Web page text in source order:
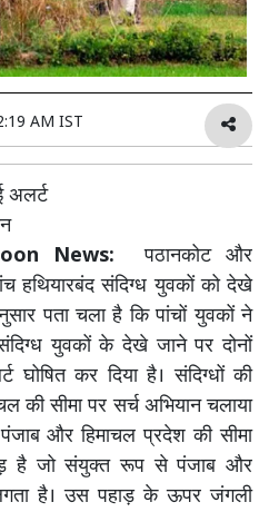
AM IST
अलर्ट
News: पठानकोट और
हथियारबंद संदिग्ध युवकों को देखे
पता चला है कि पांचों युवकों ने
युवकों के देखे जाने पर दोनों
घोषित कर दिया है। संदिग्धों की
की सीमा पर सर्च अभियान चलाया
और हिमाचल प्रदेश की सीमा
है जो संयुक्त रूप से पंजाब और
है। उस पहाड़ के ऊपर जंगली